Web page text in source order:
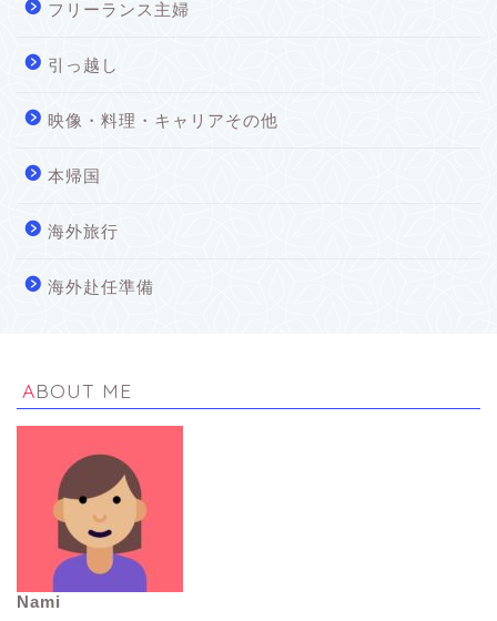
フリーランス主婦
引っ越し
映像・料理・キャリアその他
本帰国
海外旅行
海外赴任準備
ABOUT ME
Nami